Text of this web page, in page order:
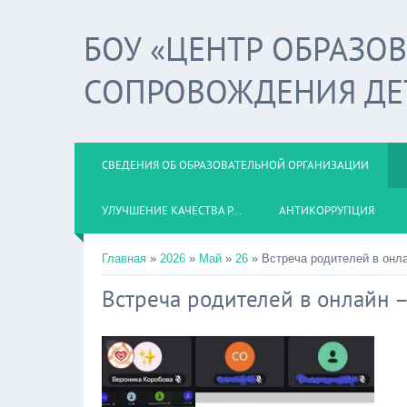
БОУ «ЦЕНТР
СОПРОВОЖДЕНИЯ
СВЕДЕНИЯ ОБ ОБРАЗОВАТЕЛЬНОЙ ОРГАНИЗАЦИИ
УЛУЧШЕНИЕ КАЧЕСТВА Р... АНТИКОРРУПЦИЯ
Главная » 2026 » Май » 26 » Встреча родителей в
Встреча родителей в онлайн